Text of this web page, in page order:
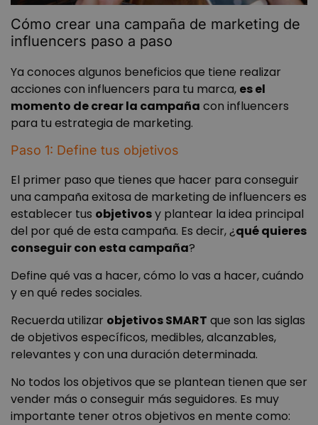
Cómo crear una campaña de marketing de
influencers paso a paso
Ya conoces algunos beneficios que tiene realizar
acciones con influencers para tu marca, es el
momento de crear la campaña con influencers
para tu estrategia de marketing.
Paso 1: Define tus objetivos
El primer paso que tienes que hacer para conseguir
una campaña exitosa de marketing de influencers es
establecer tus objetivosy plantear la idea principal
del por qué de esta campaña. Es decir, ¿qué quieres
conseguir con esta campaña?
Define qué vas a hacer, cómo lo vas a hacer, cuándo
y en qué redes sociales.
Recuerda utilizar objetivos SMART que son las siglas
de objetivos específicos, medibles, alcanzables,
relevantes y con una duración determinada.
No todos los objetivos que se plantean tienen que ser
vender más o conseguir más seguidores. Es muy
importante tener otros objetivos en mente como: